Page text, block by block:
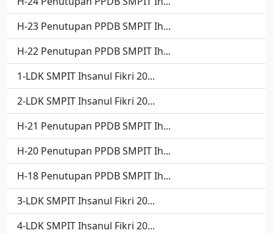
H-23 Penutupan PPDB SMPIT Ih...
H-22 Penutupan PPDB SMPIT Ih...
1-LDK SMPIT Ihsanul Fikri 20...
2-LDK SMPIT Ihsanul Fikri 20...
H-21 Penutupan PPDB SMPIT Ih...
H-20 Penutupan PPDB SMPIT Ih...
H-18 Penutupan PPDB SMPIT Ih...
3-LDK SMPIT Ihsanul Fikri 20...
4-LDK SMPIT Ihsanul Fikri 20...